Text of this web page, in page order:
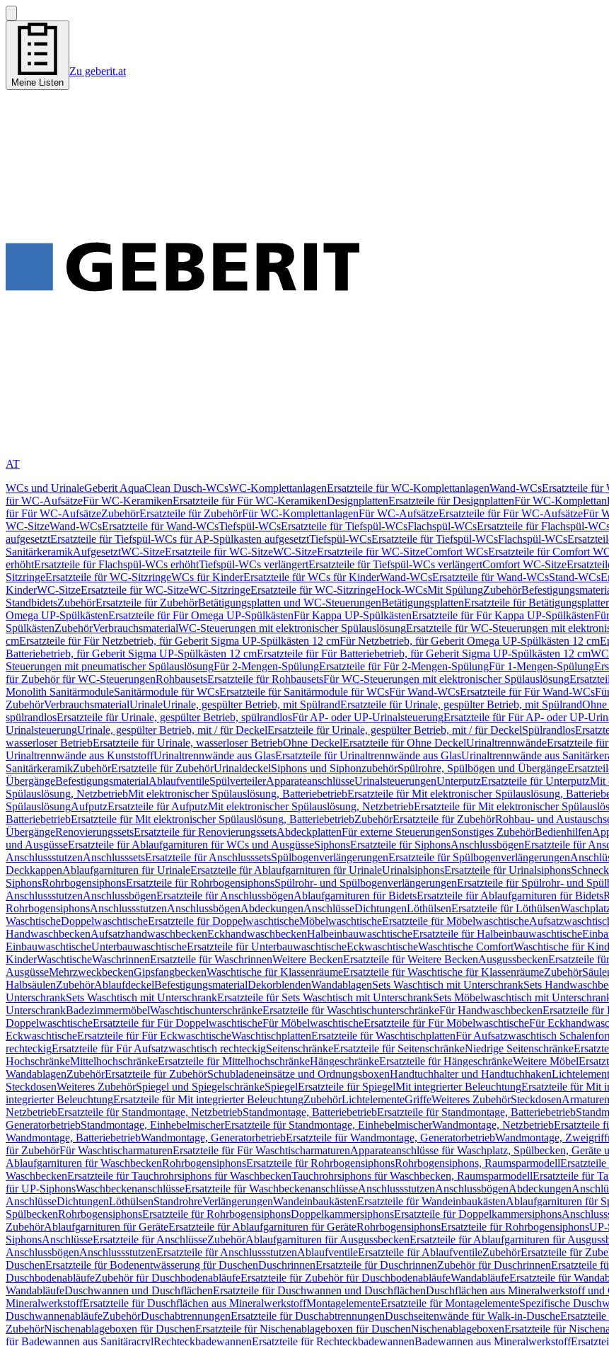
Meine Listen
Zu geberit.at
AT
WCs und UrinaleGeberit AquaClean Dusch-WCsWC-KomplettanlagenErsatzteile für WC-KomplettanlagenWand-WCsErsatzteile für
für WC-AufsätzeFür WC-KeramikenErsatzteile für Für WC-KeramikenDesignplattenErsatzteile für DesignplattenFür WC-
für Für WC-AufsätzeZubehörErsatzteile für ZubehörFür WC-KomplettanlagenFür WC-AufsätzeErsatzteile für Für WC-AufsätzeFür
WC-SitzeWand-WCsErsatzteile für Wand-WCsTiefspül-WCsErsatzteile für Tiefspül-WCsFlachspül-WCsErsatzteile für Flachspül-
aufgesetztErsatzteile für Tiefspül-WCs für AP-Spülkasten aufgesetztTiefspül-WCsErsatzteile für Tiefspül-WCsFlachspül-WCs
SanitärkeramikAufgesetztWC-SitzeErsatzteile für WC-SitzeWC-SitzeErsatzteile für WC-SitzeComfort WCsErsatzteile für Comfort
erhöhtErsatzteile für Flachspül-WCs erhöhtTiefspül-WCs verlängertErsatzteile für Tiefspül-WCs verlängertComfort WC-Sitze
SitzringeErsatzteile für WC-SitzringeWCs für KinderErsatzteile für WCs für KinderWand-WCsErsatzteile für Wand-WCsStand-WCs
KinderWC-SitzeErsatzteile für WC-SitzeWC-SitzringeErsatzteile für WC-SitzringeHock-WCsMit SpülungZubehör
StandbidetsZubehörErsatzteile für ZubehörBetätigungsplatten und WC-SteuerungenBetätigungsplattenErsatzteile für
Omega UP-SpülkästenErsatzteile für Für Omega UP-SpülkästenFür Kappa UP-SpülkästenErsatzteile für Für Kappa UP-Spülkästen
SpülkästenZubehörVerbrauchsmaterialWC-Steuerungen mit elektronischer SpülauslösungErsatzteile für WC-Steuerungen mit
cmErsatzteile für Für Netzbetrieb, für Geberit Sigma UP-Spülkästen 12 cmFür Netzbetrieb, für Geberit Omega UP-Spülkästen 12 cm
Batteriebetrieb, für Geberit Sigma UP-Spülkästen 12 cmErsatzteile für Für Batteriebetrieb, für Geberit Sigma UP-Spülkästen 12 cm
Steuerungen mit pneumatischer SpülauslösungFür 2-Mengen-SpülungErsatzteile für Für 2-Mengen-SpülungFür 1-Mengen-Spülung
für Zubehör für WC-SteuerungenRohbausetsErsatzteile für RohbausetsFür WC-Steuerungen mit elektronischer Spülauslösung
Monolith SanitärmoduleSanitärmodule für WCsErsatzteile für Sanitärmodule für WCsFür Wand-WCsErsatzteile für Für Wand-WCs
ZubehörVerbrauchsmaterialUrinaleUrinale, gespülter Betrieb, mit SpülrandErsatzteile für Urinale, gespülter Betrieb, mit Spülrand
spülrandlosErsatzteile für Urinale, gespülter Betrieb, spülrandlosFür AP- oder UP-UrinalsteuerungErsatzteile für Für AP- oder UP-
UrinalsteuerungUrinale, gespülter Betrieb, mit / für DeckelErsatzteile für Urinale, gespülter Betrieb, mit / für DeckelSpülrandlos
wasserloser BetriebErsatzteile für Urinale, wasserloser BetriebOhne DeckelErsatzteile für Ohne DeckelUrinaltrennwändeErsatzteile
Urinaltrennwände aus KunststoffUrinaltrennwände aus GlasErsatzteile für Urinaltrennwände aus GlasUrinaltrennwände aus
SanitärkeramikZubehörErsatzteile für ZubehörUrinaldeckelSiphons und SiphonzubehörSpülrohre, Spülbögen und Übergänge
ÜbergängeBefestigungsmaterialAblaufventileSpülverteilerApparateanschlüsseUrinalsteuerungenUnterputzErsatzteile für UnterputzMit
Spülauslösung, NetzbetriebMit elektronischer Spülauslösung, BatteriebetriebErsatzteile für Mit elektronischer Spülauslösung,
SpülauslösungAufputzErsatzteile für AufputzMit elektronischer Spülauslösung, NetzbetriebErsatzteile für Mit elektronischer
BatteriebetriebErsatzteile für Mit elektronischer Spülauslösung, BatteriebetriebZubehörErsatzteile für ZubehörRohbau- und
ÜbergängeRenovierungssetsErsatzteile für RenovierungssetsAbdeckplattenFür externe SteuerungenSonstiges ZubehörBedienhilfen
und AusgüsseErsatzteile für Ablaufgarnituren für WCs und AusgüsseSiphonsErsatzteile für SiphonsAnschlussbögenErsatzteile für
AnschlussstutzenAnschlusssetsErsatzteile für AnschlusssetsSpülbogenverlängerungenErsatzteile für Spülbogenverlängerungen
DeckkappenAblaufgarnituren für UrinaleErsatzteile für Ablaufgarnituren für UrinaleUrinalsiphonsErsatzteile für Urinalsiphons
SiphonsRohrbogensiphonsErsatzteile für RohrbogensiphonsSpülrohr- und SpülbogenverlängerungenErsatzteile für Spülrohr- und
AnschlussstutzenAnschlussbögenErsatzteile für AnschlussbögenAblaufgarnituren für BidetsErsatzteile für Ablaufgarnituren für Bidets
RohrbogensiphonsAnschlussstutzenAnschlussbögenAbdeckungenAnschlüsseDichtungenLöthülsenErsatzteile für Löthülsen
WaschtischeDoppelwaschtischeErsatzteile für DoppelwaschtischeMöbelwaschtischeErsatzteile für Möbelwaschtische
HandwaschbeckenAufsatzhandwaschbeckenEckhandwaschbeckenHalbeinbauwaschtischeErsatzteile für Halbeinbauwaschtische
EinbauwaschtischeUnterbauwaschtischeErsatzteile für UnterbauwaschtischeEckwaschtischeWaschtische ComfortWaschtische für
KinderWaschtischeWaschrinnenErsatzteile für WaschrinnenWeitere BeckenErsatzteile für Weitere BeckenAusgussbeckenErsatzteile
AusgüsseMehrzweckbeckenGipsfangbeckenWaschtische für KlassenräumeErsatzteile für Waschtische für KlassenräumeZubehör
HalbsäulenZubehörAblaufdeckelBefestigungsmaterialDekorblendenWandablagenSets Waschtisch mit UnterschrankSets
UnterschrankSets Waschtisch mit UnterschrankErsatzteile für Sets Waschtisch mit UnterschrankSets Möbelwaschtisch mit
UnterschrankBadezimmermöbelWaschtischunterschränkeErsatzteile für WaschtischunterschränkeFür HandwaschbeckenErsatzteile für
DoppelwaschtischeErsatzteile für Für DoppelwaschtischeFür MöbelwaschtischeErsatzteile für Für MöbelwaschtischeFür
EckwaschtischeErsatzteile für Für EckwaschtischeWaschtischplattenErsatzteile für WaschtischplattenFür Aufsatzwaschtisch
rechteckigErsatzteile für Für Aufsatzwaschtisch rechteckigSeitenschränkeErsatzteile für SeitenschränkeNiedrige Seitenschränke
HochschränkeMittelhochschränkeErsatzteile für MittelhochschränkeHängeschränkeErsatzteile für HängeschränkeWeitere Möbel
WandablagenZubehörErsatzteile für ZubehörSchubladeneinsätze und OrdnungsboxenHandtuchhalter und Handtuchhaken
SteckdosenWeiteres ZubehörSpiegel und SpiegelschränkeSpiegelErsatzteile für SpiegelMit integrierter BeleuchtungErsatzteile für Mit
integrierter BeleuchtungErsatzteile für Mit integrierter BeleuchtungZubehörLichtelementeGriffeWeiteres ZubehörSteckdosenArmaturen
NetzbetriebErsatzteile für Standmontage, NetzbetriebStandmontage, BatteriebetriebErsatzteile für Standmontage, Batteriebetrieb
GeneratorbetriebStandmontage, EinhebelmischerErsatzteile für Standmontage, EinhebelmischerWandmontage, NetzbetriebErsatzteile
Wandmontage, BatteriebetriebWandmontage, GeneratorbetriebErsatzteile für Wandmontage, GeneratorbetriebWandmontage,
für ZubehörFür WaschtischarmaturenErsatzteile für Für WaschtischarmaturenApparateanschlüsse für Waschplatz, Spülbecken, Geräte
Ablaufgarnituren für WaschbeckenRohrbogensiphonsErsatzteile für RohrbogensiphonsRohrbogensiphons, Raumsparmodell
WaschbeckenErsatzteile für Tauchrohrsiphons für WaschbeckenTauchrohrsiphons für Waschbecken, RaumsparmodellErsatzteile für
für UP-SiphonsWaschbeckenanschlüsseErsatzteile für WaschbeckenanschlüsseAnschlussstutzenAnschlussbögenAbdeckungen
AnschlüsseDichtungenLöthülsenStandrohreVerlängerungenWandeinbaukästenErsatzteile für WandeinbaukästenAblaufgarnituren für
SpülbeckenRohrbogensiphonsErsatzteile für RohrbogensiphonsDoppelkammersiphonsErsatzteile für Doppelkammersiphons
ZubehörAblaufgarnituren für GeräteErsatzteile für Ablaufgarnituren für GeräteRohrbogensiphonsErsatzteile für RohrbogensiphonsUP-
SiphonsAnschlüsseErsatzteile für AnschlüsseZubehörAblaufgarnituren für AusgussbeckenErsatzteile für Ablaufgarnituren für
AnschlussbögenAnschlussstutzenErsatzteile für AnschlussstutzenAblaufventileErsatzteile für AblaufventileZubehörErsatzteile für
DuschenErsatzteile für Bodenentwässerung für DuschenDuschrinnenErsatzteile für DuschrinnenZubehör für DuschrinnenErsatzteile
DuschbodenabläufeZubehör für DuschbodenabläufeErsatzteile für Zubehör für DuschbodenabläufeWandabläufeErsatzteile für
WandabläufeDuschwannen und DuschflächenErsatzteile für Duschwannen und DuschflächenDuschflächen aus Mineralwerkstoff
MineralwerkstoffErsatzteile für Duschflächen aus MineralwerkstoffMontagelementeErsatzteile für MontagelementeSpezifische
DuschwannenabläufeZubehörDuschabtrennungenErsatzteile für DuschabtrennungenDuschseitenwände für Walk-in-Dusche
ZubehörNischenablageboxen für DuschenErsatzteile für Nischenablageboxen für DuschenNischenablageboxenErsatzteile für
für Badewannen aus SanitäracrylRechteckbadewannenErsatzteile für RechteckbadewannenBadewannen aus Mineralwerkstoff